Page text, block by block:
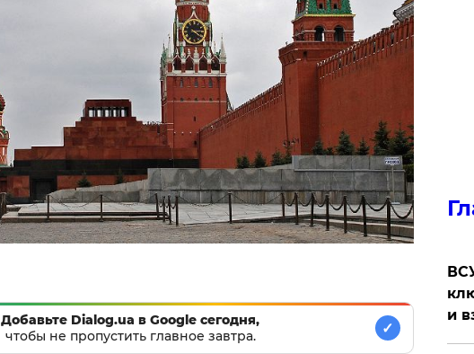
Добавьте Dialog.ua в Google сегодня,
чтобы не пропустить главное завтра.
✓
и